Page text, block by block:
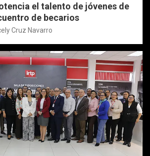
el talento de jóvenes de
de becarios
Cruz Navarro